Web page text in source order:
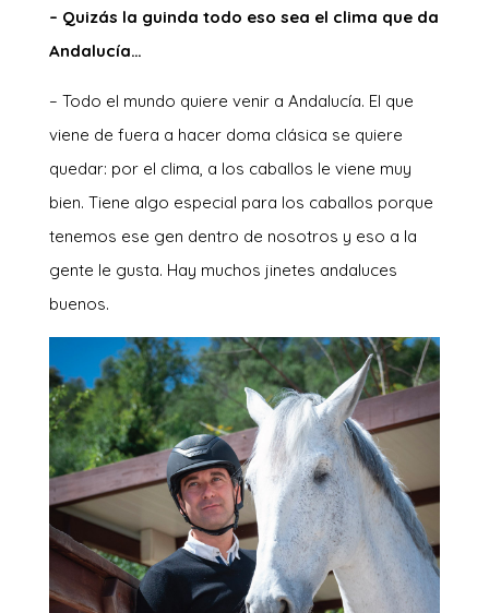
– Quizás la guinda todo eso sea el clima que da
Andalucía…
– Todo el mundo quiere venir a Andalucía. El que
viene de fuera a hacer doma clásica se quiere
quedar: por el clima, a los caballos le viene muy
bien. Tiene algo especial para los caballos porque
tenemos ese gen dentro de nosotros y eso a la
gente le gusta. Hay muchos jinetes andaluces
buenos.